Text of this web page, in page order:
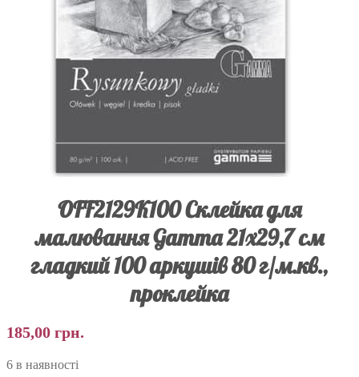
OFF2129К100 Склейка для
малювання Gamma 21х29,7 см
гладкий 100 аркушів 80 г/м.кв.,
проклейка
185,00 грн.
6 в наявності